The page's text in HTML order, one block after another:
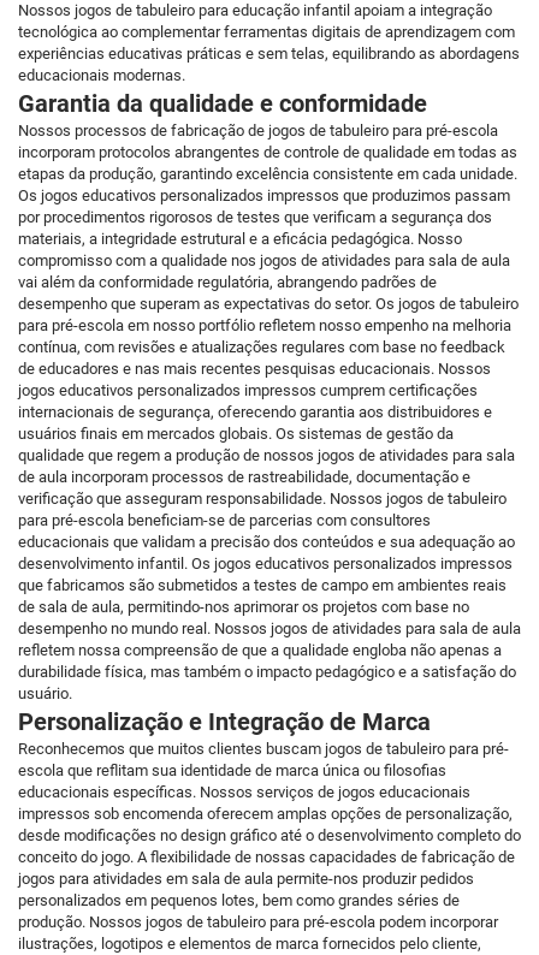
Nossos jogos de tabuleiro para educação infantil apoiam a integração
tecnológica ao complementar ferramentas digitais de aprendizagem com
experiências educativas práticas e sem telas, equilibrando as abordagens
educacionais modernas.
Garantia da qualidade e conformidade
Nossos processos de fabricação de jogos de tabuleiro para pré-escola
incorporam protocolos abrangentes de controle de qualidade em todas as
etapas da produção, garantindo excelência consistente em cada unidade.
Os jogos educativos personalizados impressos que produzimos passam
por procedimentos rigorosos de testes que verificam a segurança dos
materiais, a integridade estrutural e a eficácia pedagógica. Nosso
compromisso com a qualidade nos jogos de atividades para sala de aula
vai além da conformidade regulatória, abrangendo padrões de
desempenho que superam as expectativas do setor. Os jogos de tabuleiro
para pré-escola em nosso portfólio refletem nosso empenho na melhoria
contínua, com revisões e atualizações regulares com base no feedback
de educadores e nas mais recentes pesquisas educacionais. Nossos
jogos educativos personalizados impressos cumprem certificações
internacionais de segurança, oferecendo garantia aos distribuidores e
usuários finais em mercados globais. Os sistemas de gestão da
qualidade que regem a produção de nossos jogos de atividades para sala
de aula incorporam processos de rastreabilidade, documentação e
verificação que asseguram responsabilidade. Nossos jogos de tabuleiro
para pré-escola beneficiam-se de parcerias com consultores
educacionais que validam a precisão dos conteúdos e sua adequação ao
desenvolvimento infantil. Os jogos educativos personalizados impressos
que fabricamos são submetidos a testes de campo em ambientes reais
de sala de aula, permitindo-nos aprimorar os projetos com base no
desempenho no mundo real. Nossos jogos de atividades para sala de aula
refletem nossa compreensão de que a qualidade engloba não apenas a
durabilidade física, mas também o impacto pedagógico e a satisfação do
usuário.
Personalização e Integração de Marca
Reconhecemos que muitos clientes buscam jogos de tabuleiro para pré-
escola que reflitam sua identidade de marca única ou filosofias
educacionais específicas. Nossos serviços de jogos educacionais
impressos sob encomenda oferecem amplas opções de personalização,
desde modificações no design gráfico até o desenvolvimento completo do
conceito do jogo. A flexibilidade de nossas capacidades de fabricação de
jogos para atividades em sala de aula permite-nos produzir pedidos
personalizados em pequenos lotes, bem como grandes séries de
produção. Nossos jogos de tabuleiro para pré-escola podem incorporar
ilustrações, logotipos e elementos de marca fornecidos pelo cliente,